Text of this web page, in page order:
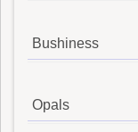
Bushiness
Opals